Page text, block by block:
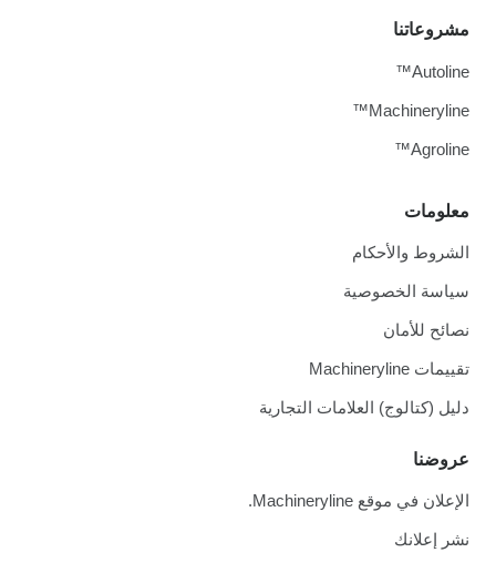
معلومات
الشروط والأحكام
سياسة الخصوصية
نصائح للأمان
تقييمات Machineryline
دليل (كتالوج) العلامات التجارية
عروضنا
الإعلان في موقع Machineryline.
نشر إعلانك
مشروعاتنا
Autoline™
Machineryline™
Agroline™